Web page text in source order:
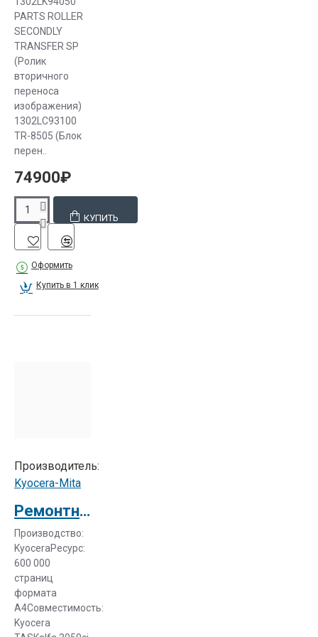
Если у вас
возникли
вопросы,
касающиеся
выбора
техники, вы
можете
задать их
нашим
консультантам.
PARTS ROLLER
SECONDLY
TRANSFER SP
(Ролик
вторичного
переноса
изображения)
1302LC93100
TR-8505 (Блок
перен..
74900₽
КУПИТЬ
Оформить
Купить в 1 клик
Производитель:
Kyocera-Mita
Ремонтный комплект MK-8305B для TASKalfa 3050ci (1702LK0UN1)
Производство:
KyoceraРесурс:
600 000
страниц
формата
А4Совместимость:
Kyocera